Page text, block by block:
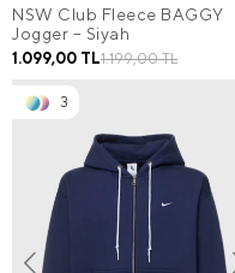
NSW Club Fleece BAGGY
Jogger – Siyah
1.199,00 TL
1.099,00 TL
3